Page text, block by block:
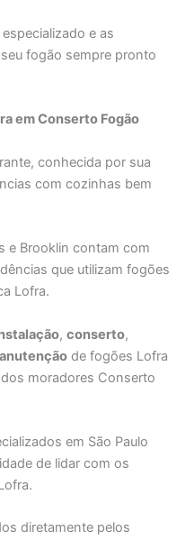
e as
fogão sempre pronto
em Conserto Fogão
conhecida por sua
com cozinhas bem
e Brooklin contam com
que utilizam fogões
Lofra.
,conserto,
de fogões Lofra
moradores Conserto
em São Paulo
de lidar com os
diretamente pelos